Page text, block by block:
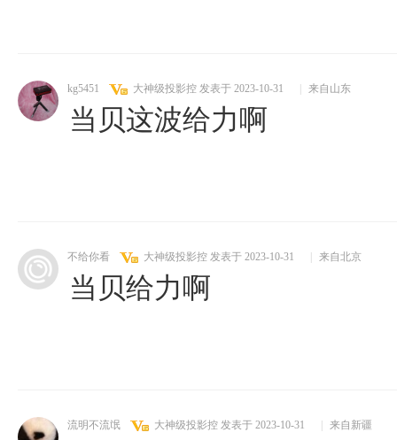
kg5451 大神级投影控 发表于 2023-10-31 来自山东
当贝这波给力啊
不给你看 大神级投影控 发表于 2023-10-31 来自北京
当贝给力啊
流明不流氓 大神级投影控 发表于 2023-10-31 来自新疆